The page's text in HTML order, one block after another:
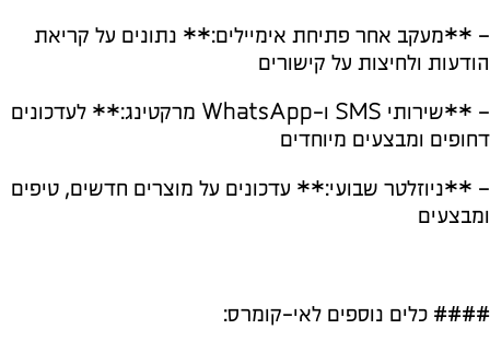
– **מעקב אחר פתיחת אימיילים:** נתונים על קריאת
הודעות ולחיצות על קישורים
– **שירותי SMS ו-WhatsApp מרקטינג:** לעדכונים
דחופים ומבצעים מיוחדים
– **ניוזלטר שבועי:** עדכונים על מוצרים חדשים, טיפים
ומבצעים
#### כלים נוספים לאי-קומרס: